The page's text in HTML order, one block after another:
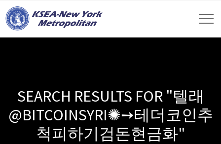
SEARCH RESULTS FOR "텔래
@BITCOINSYRI✺➙테더코인추
척피하기검돈현금화"